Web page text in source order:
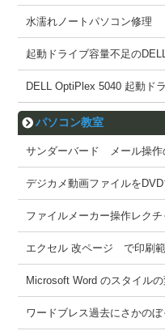
水濡れノートパソコン修理
起動ドライブ容量不足の
DELL OptiPlex 5040 起動ド
パソコン教室
サンダーバード メール操作
デジカメ動画ファイルを
ファイルメーカー操作レク
エクセル 改ページ で印刷
Microsoft Word のスタイル
ワードブレス過去にさかのぼ